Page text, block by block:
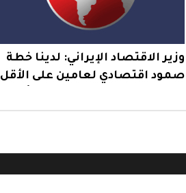
وزير الاقتصاد الإيراني: لدينا خطة
صمود اقتصادي لعامين على الأقل
موارد الموازنة